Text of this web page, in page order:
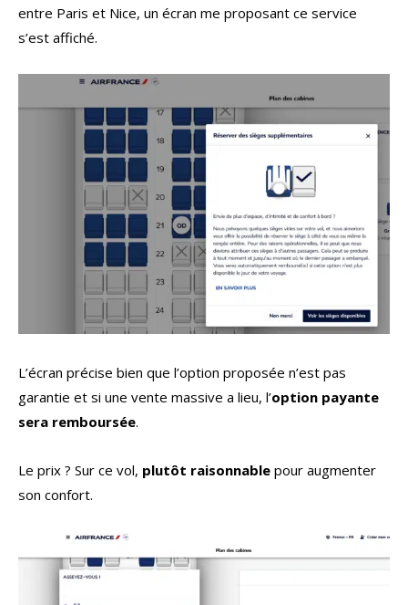
entre Paris et Nice, un écran me proposant ce service
s’est affiché.
L’écran précise bien que l’option proposée n’est pas
garantie et si une vente massive a lieu, l’option payante
sera remboursée.
Le prix ? Sur ce vol, plutôt raisonnable pour augmenter
son confort.